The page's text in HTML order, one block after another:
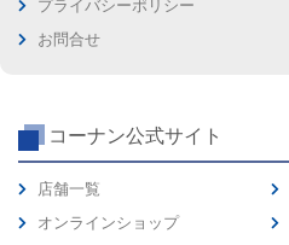
プライバシーポリシー
お問合せ
コーナン公式サイト
店舗一覧
オンラインショップ